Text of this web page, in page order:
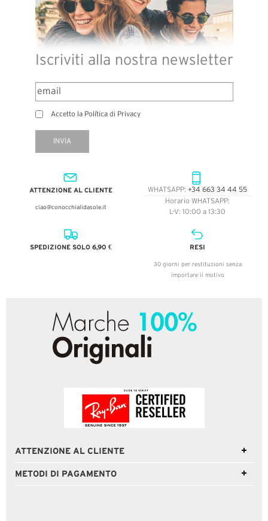
Iscriviti alla nostra newsletter
Accetto la Política di Privacy
INVIA
ATTENZIONE AL CLIENTE
ciao@conocchialidasole.it
WHATSAPP: +34 663 34 44 55
Horario WHATSAPP:
L-V: 10:00 a 13:30
SPEDIZIONE SOLO 6,90 € RESI
30 giorni per restituzioni senza
importare il motivo
ATTENZIONE AL CLIENTE
METODI DI PAGAMENTO